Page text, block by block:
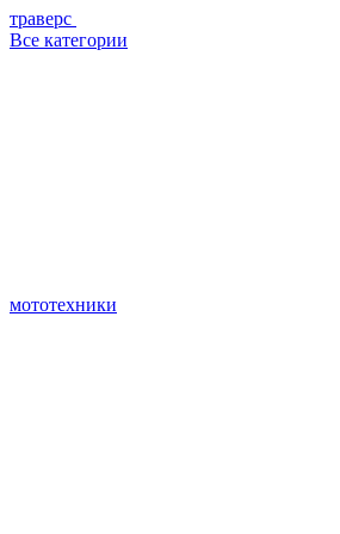
траверс
Все категории
мототехники